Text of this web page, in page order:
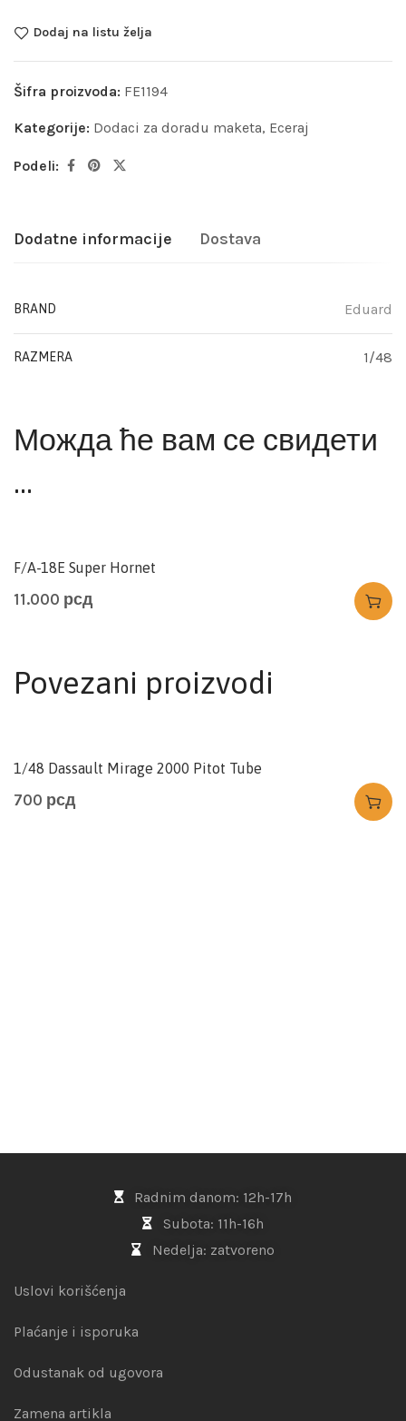
Dodaj na listu želja
Šifra proizvoda: FE1194
Kategorije: Dodaci za doradu maketa, Eceraj
Podeli:
Dodatne informacije Dostava
BRAND Eduard
RAZMERA 1/48
Можда ће вам се свидети
…
F/A-18E Super Hornet
11.000 рсд
Povezani proizvodi
1/48 Dassault Mirage 2000 Pitot Tube
700 рсд
Radnim danom: 12h-17h
Subota: 11h-16h
Nedelja: zatvoreno
Uslovi korišćenja
Plaćanje i isporuka
Odustanak od ugovora
Zamena artikla